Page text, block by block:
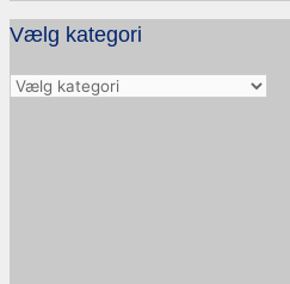
efter:
Vælg kategori
Vælg